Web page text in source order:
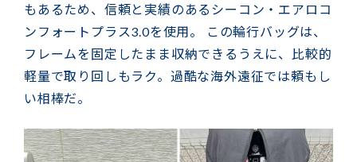
もあるため、信頼と実績のあるシーコン・エアロコ
ンフォートプラス3.0を使用。 この輪行バッグは、
フレームを固定したまま収納できるうえに、比較的
軽量で取り回しもラク。過酷な海外遠征では頼もし
い相棒だ。